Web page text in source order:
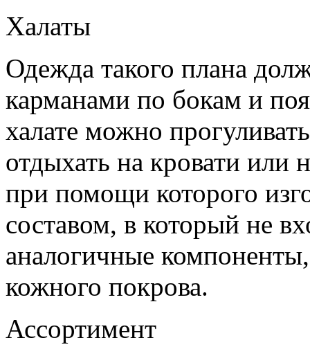
Халаты
Одежда такого плана
карманами по бокам и
халате можно
отдыхать на кровати или
при помощи которого
составом, в который не
аналогичные
кожного покрова.
Ассортимент